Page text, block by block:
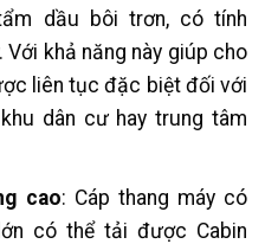
dầu bôi trơn, có tính
Với khả năng này giúp cho
liên tục đặc biệt đối với
dân cư hay trung tâm
cao: Cáp thang máy có
có thể tải được Cabin